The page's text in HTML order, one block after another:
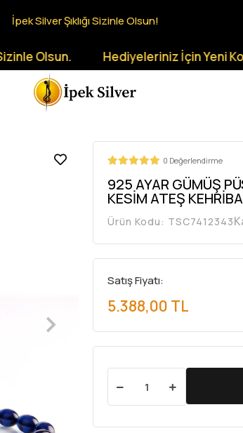
İpek Silver Şıklığı Sizinle Olsun!
Hediyeleriniz İçin Yeni
0 Değerlendirme
925 AYAR GÜMÜŞ
KESİM ATEŞ
Ürün Kodu: TSC7412343
Satış Fiyatı:
5.388,00 TL